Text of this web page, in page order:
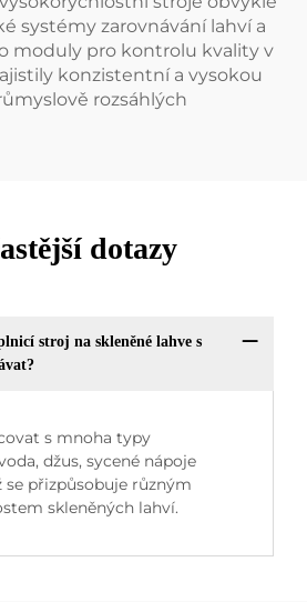
systémy zarovnávání lahví a
moduly pro kontrolu kvality v
konzistentní a vysokou
rozsáhlých
dotazy
stroj na skleněné lahve s
s mnoha typy
džus, sycené nápoje
se přizpůsobuje různým
skleněných lahví.